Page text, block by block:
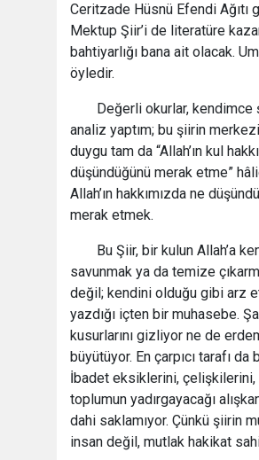
Ceritzade Hüsnü Efendi Ağıtı
Mektup Şiir’i de literatüre
bahtiyarlığı bana ait olacak.
öyledir.
Değerli okurlar, kendimce
analiz yaptım; bu şiirin
duygu tam da “Allah’ın kul
düşündüğünü merak etme”
Allah’ın hakkımızda ne
merak etmek.
Bu Şiir, bir kulun Allah’a
savunmak ya da temize
değil; kendini olduğu gibi arz
yazdığı içten bir muhasebe.
kusurlarını gizliyor ne de
büyütüyor. En çarpıcı tarafı da
İbadet eksiklerini, çelişkilerini,
toplumun yadırgayacağı
dahi saklamıyor. Çünkü şiirin
insan değil, mutlak hakikat